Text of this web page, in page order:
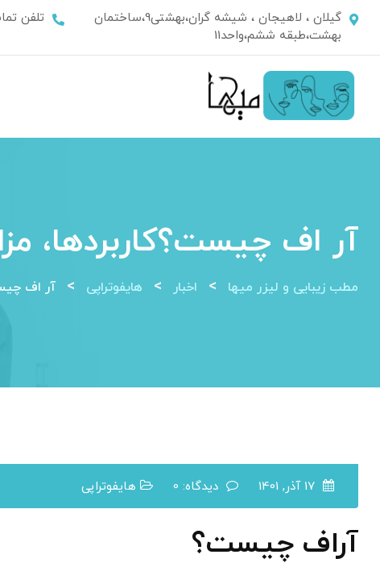
content
گیلان ، لاهیجان ، شیشه گران،بهشتی9،ساختمان
بهشت،طبقه ششم،واحد11
تلفن
آر اف چیست؟کاربردها،
مطب زیبایی و لیزر میها > اخبار > هایفوتراپی > آر اف
دیدگاه: 0 هایفوتراپی
آراف چیست؟